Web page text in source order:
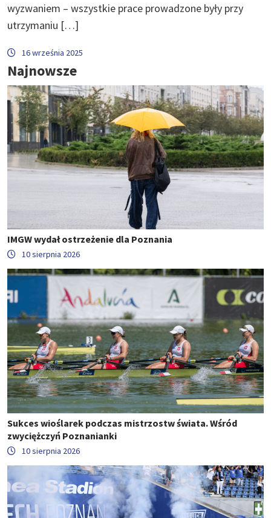
wyzwaniem – wszystkie prace prowadzone były przy
utrzymaniu […]
16 września 2025
Najnowsze
IMGW wydał ostrzeżenie dla Poznania
10 sierpnia 2026
Sukces wioślarek podczas mistrzostw świata. Wśród
zwyciężczyń Poznanianki
10 sierpnia 2026